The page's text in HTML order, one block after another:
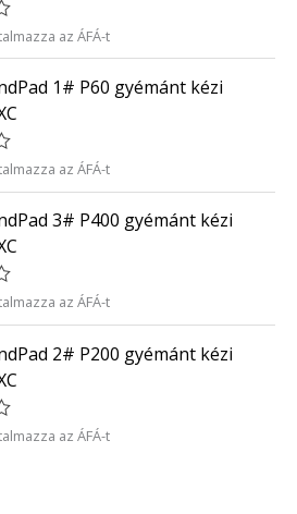
az ÁFÁ-t
1# P60 gyémánt kézi
az ÁFÁ-t
3# P400 gyémánt kézi
az ÁFÁ-t
2# P200 gyémánt kézi
az ÁFÁ-t